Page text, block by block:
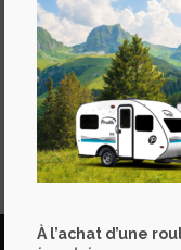
Marco Boudreault
propane.
Partager
À l’achat d’une